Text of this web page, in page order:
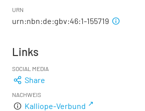
URN
urn:nbn:de:gbv:46:1-155719
Links
SOCIAL MEDIA
Share
NACHWEIS
Kalliope-Verbund